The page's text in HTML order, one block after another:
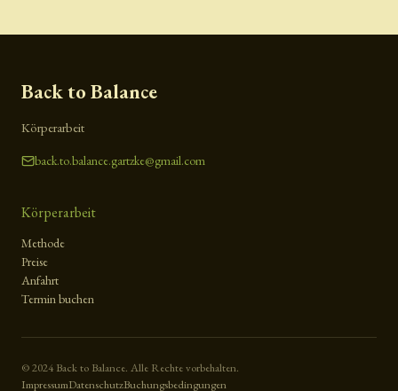
Back to Balance
Körperarbeit
back.to.balance.gartzke@gmail.com
Körperarbeit
Methode
Preise
Anfahrt
Termin buchen
© 2024 Back to Balance. Alle Rechte vorbehalten.
ImpressumDatenschutzBuchungsbedingungen